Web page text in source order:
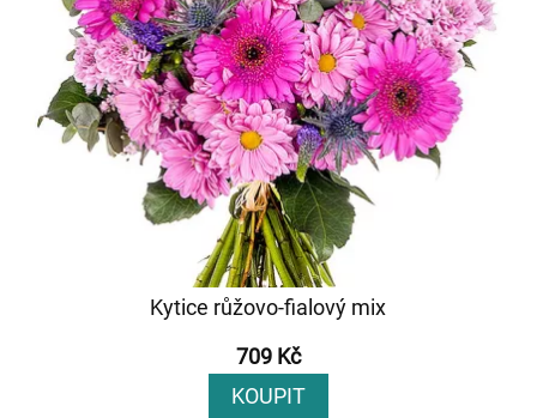
Kytice růžovo-fialový mix
709 Kč
KOUPIT